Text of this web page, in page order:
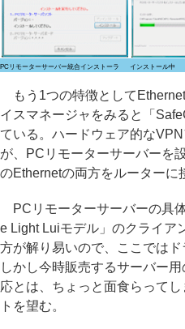
PCリモーターサーバー統合インストーラ インストール中
もう1つの特徴として
イスマネージャをみると「
ている。ハードウェア的な
が、PCリモーターサーバーを
のEthernetの両方をルーターに
PCリモーターサーバーの具
e Light Luiモデル」のクライア
方が解り易いので、ここではド
しかし今時販売するサーバー
応とは、ちょっと面食らって
トを望む。